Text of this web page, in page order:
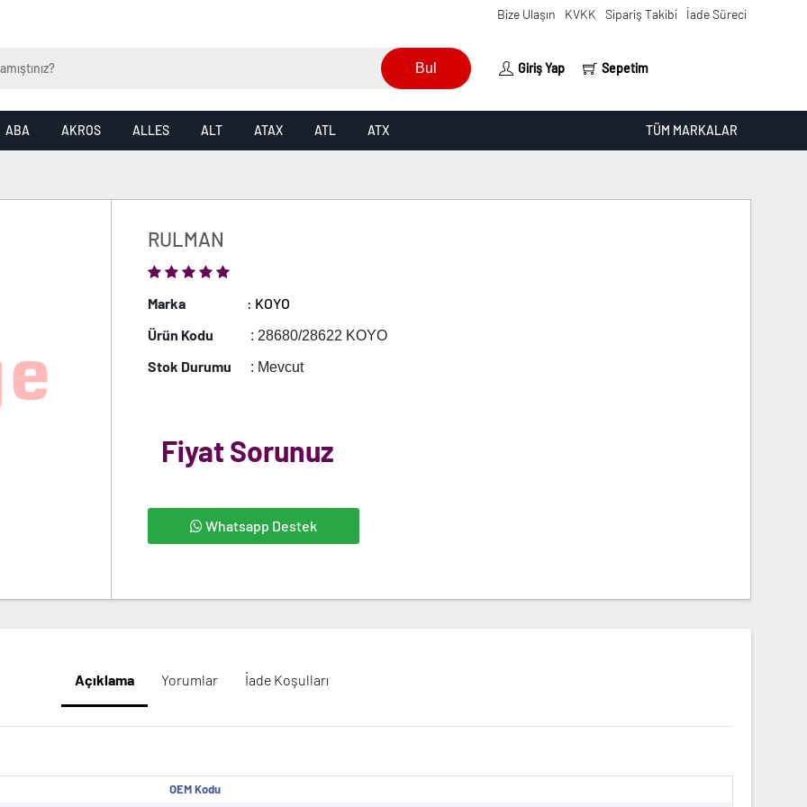
Bize Ulaşın KVKK Sipariş Takibi İade Süreci
Bul Giriş Yap Sepetim
ABA AKROS ALLES ALT ATAX ATL ATX TÜM MARKALAR
RULMAN
Marka
: KOYO
Ürün Kodu
: 28680/28622 KOYO
Stok Durumu : Mevcut
Fiyat Sorunuz
Whatsapp Destek
Açıklama Yorumlar İade Koşulları
OEM Kodu